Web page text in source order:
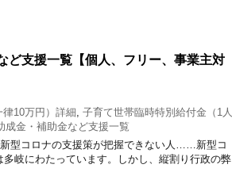
ど支援一覧【個人、フリー、事業主対
10万円）詳細, 子育て世帯臨時特別給付金（1人
成金・補助金など支援一覧
型コロナの支援策が把握できない人……新型コ
岐にわたっています。しかし、縦割り行政の弊